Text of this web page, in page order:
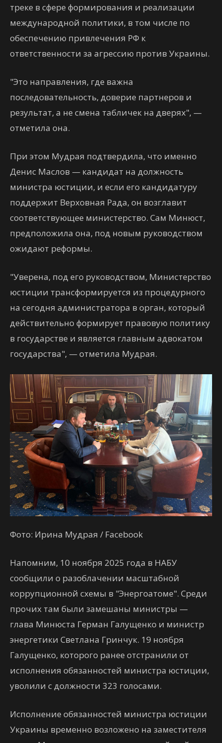
треке в сфере формирования и реализации
международной политики, в том числе по
обеспечению привлечения РФ к
ответственности за агрессию против Украины.
"Это направления, где важна
последовательность, доверие партнеров и
результат, а не смена табличек на дверях", —
отметила она.
При этом Мудрая подтвердила, что именно
Денис Маслов — кандидат на должность
министра юстиции, и если его кандидатуру
поддержит Верховная Рада, он возглавит
соответствующее министерство. Сам Минюст,
предположила она, под новым руководством
ожидают реформы.
"Уверена, под его руководством, Министерство
юстиции трансформируется из процедурного
на сегодня администратора в орган, который
действительно формирует правовую политику
в государстве и является главным адвокатом
государства", — отметила Мудрая.
Фото: Ирина Мудрая / Facebook
Напомним, 10 ноября 2025 года в НАБУ
сообщили о разоблачении масштабной
коррупционной схемы в "Энергоатоме". Среди
прочих там были замешаны министры —
глава Минюста Герман Галущенко и министр
энергетики Светлана Гринчук. 19 ноября
Галущенко, которого ранее отстранили от
исполнения обязанностей министра юстиции,
уволили с должности 323 голосами.
Исполнение обязанностей министра юстиции
Украины временно возложено на заместителя